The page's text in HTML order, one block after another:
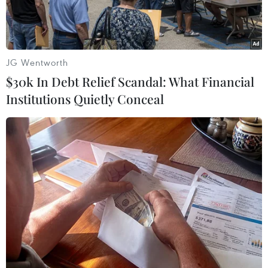
cá nhân.
(Ảnh do công an cung cấp)
Theo Cục Thuế tỉnh Đắk Lắk, thời gian gần đây,
đơn vị nhận được phản ánh của một số doanh
nghiệp, người nộp thuế trên địa bàn tỉnh về
tình trạng một số đối tượng giả danh công chức
JG Wentworth
$30k In Debt Relief Scandal: What Financial
Institutions Quietly Conceal